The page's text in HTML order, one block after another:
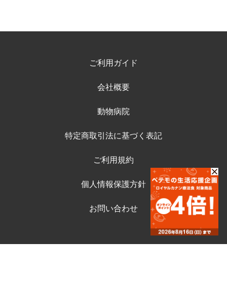
ご利用ガイド
会社概要
動物病院
特定商取引法に基づく表記
ご利用規約
個人情報保護方針
お問い合わせ